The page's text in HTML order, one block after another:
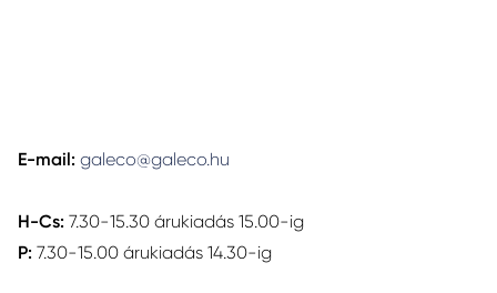
E-mail: galeco@galeco.hu
H-Cs: 7.30-15.30 árukiadás 15.00-ig
P: 7.30-15.00 árukiadás 14.30-ig